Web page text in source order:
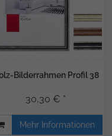
Bilderrahmen Profil 38
30,30 € *
Mehr Informationen